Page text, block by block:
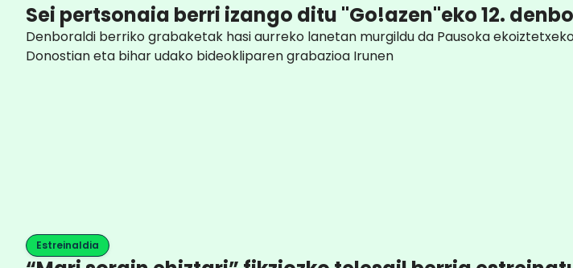
Sei pertsonaia berri izango ditu "Go!azen"eko 12.
Denboraldi berriko grabaketak hasi aurreko lanetan murgildu da Pausoka
Donostian eta bihar udako bideokliparen grabazioa Irunen
Estreinaldia